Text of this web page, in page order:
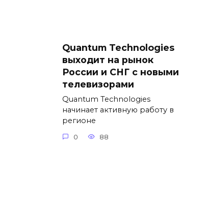
Quantum Technologies
выходит на рынок
России и СНГ с новыми
телевизорами
Quantum Technologies
начинает активную работу в
регионе
0 88